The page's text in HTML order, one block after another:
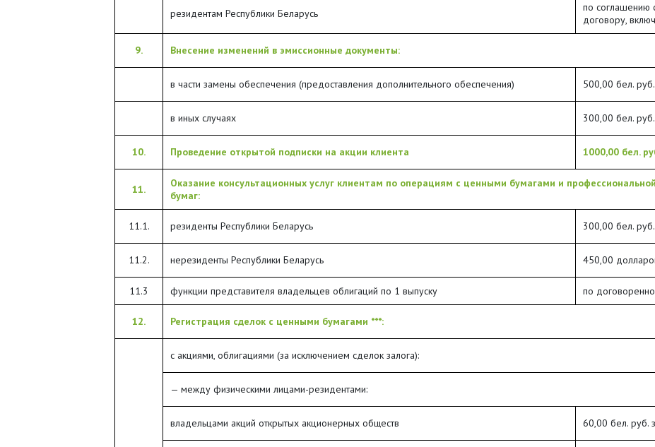
резидентам Республики Беларусь
по соглашению
договору,
9. Внесение изменений в эмиссионные документы:
в части замены обеспечения (предоставления дополнительного обеспечения) 500,00 бел.
в иных случаях 300,00 бел.
10. Проведение открытой подписки на акции клиента 1000,00 бел.
11.
Оказание консультационных услуг клиентам по операциям с ценными бумагами и
бумаг:
11.1. резиденты Республики Беларусь 300,00 бел.
11.2. нерезиденты Республики Беларусь 450,00
11.3 функции представителя владельцев облигаций по 1 выпуску по
12. Регистрация сделок с ценными бумагами ***:
с акциями, облигациями (за исключением сделок залога):
— между физическими лицами-резидентами:
владельцами акций открытых акционерных обществ 60,00 бел. руб.